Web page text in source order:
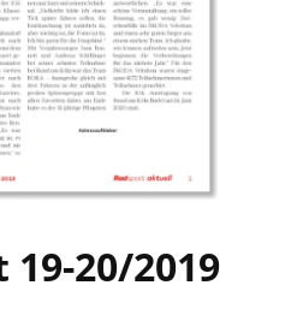
19-20/2019